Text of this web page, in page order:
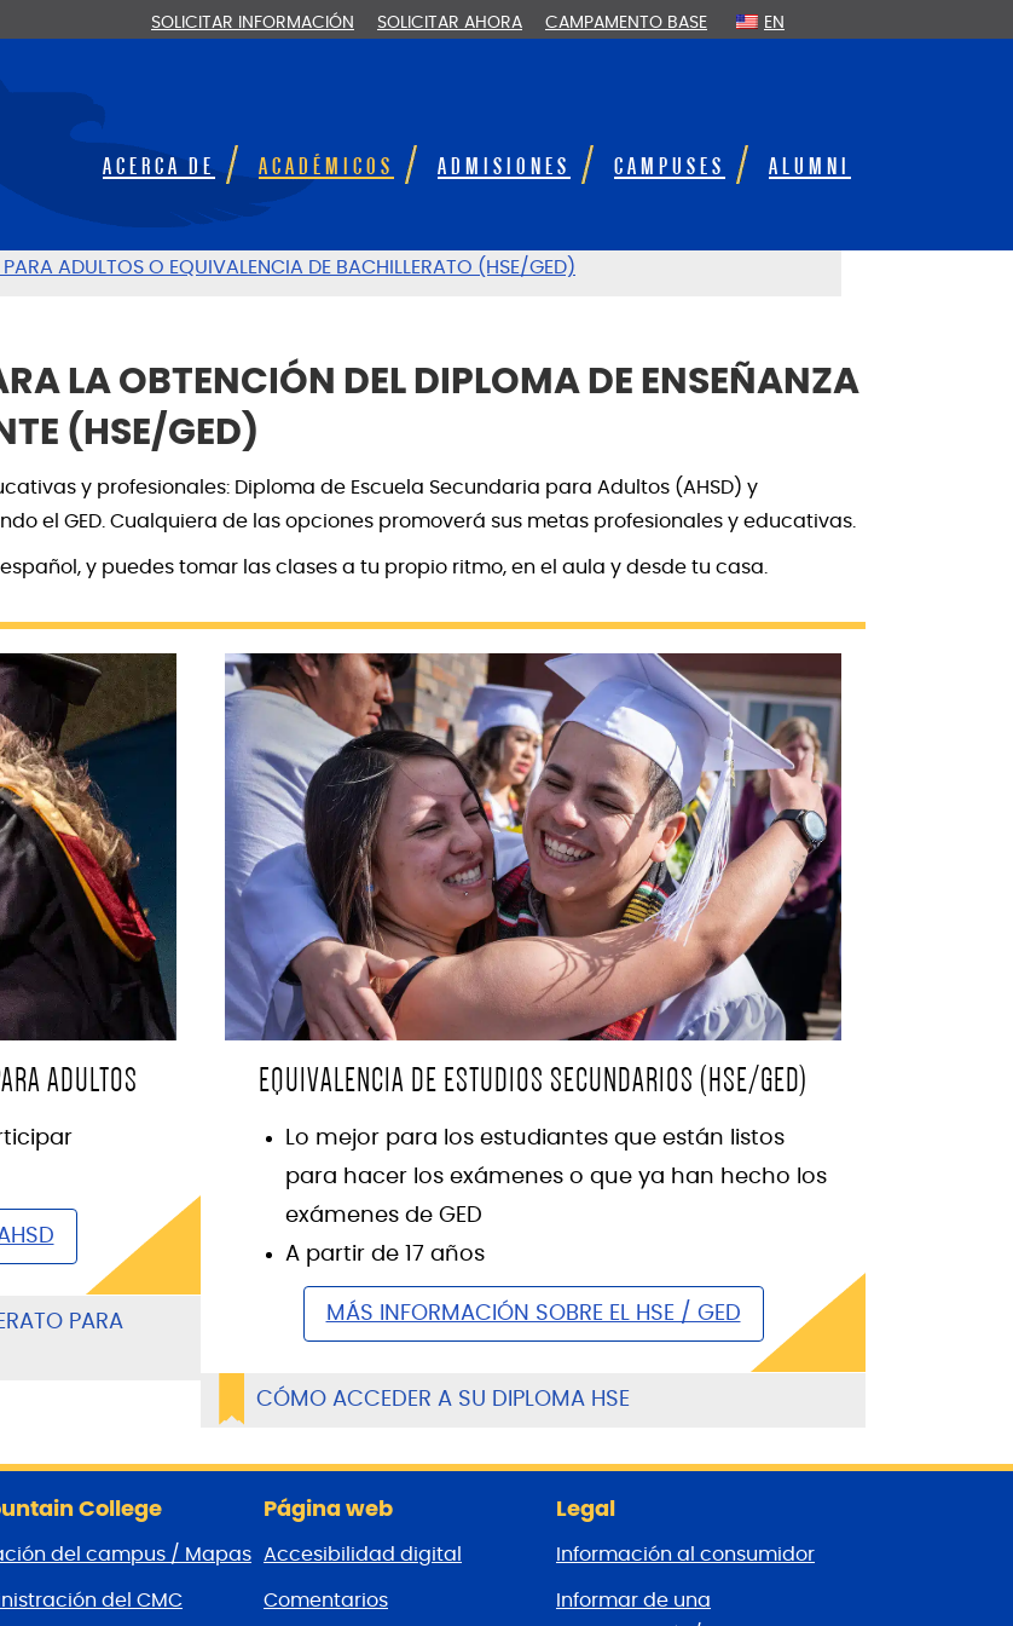
SOLICITAR INFORMACIÓN SOLICITAR AHORA CAMPAMENTO BASE EN
ACERCA DE ACADÉMICOS ADMISIONES CAMPUSES ALUMNI
ADULTOS O EQUIVALENCIA DE BACHILLERATO (HSE/GED)
LA OBTENCIÓN DEL DIPLOMA DE ENSEÑANZA
(HSE/GED)
y profesionales: Diploma de Escuela Secundaria para Adultos (AHSD) y
el GED. Cualquiera de las opciones promoverá sus metas profesionales y educativas.
y puedes tomar las clases a tu propio ritmo, en el aula y desde tu casa.
ADULTOS
PARA
EQUIVALENCIA DE ESTUDIOS SECUNDARIOS (HSE/GED)
Lo mejor para los estudiantes que están listos
para hacer los exámenes o que ya han hecho los
exámenes de GED
A partir de 17 años
MÁS INFORMACIÓN SOBRE EL HSE / GED
CÓMO ACCEDER A SU DIPLOMA HSE
College
del campus / Mapas
del CMC
Página web
Accesibilidad digital
Comentarios
Legal
Información al consumidor
Informar de una